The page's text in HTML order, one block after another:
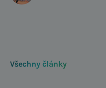
Všechny články